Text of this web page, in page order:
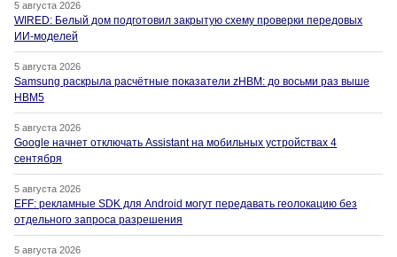
5 августа 2026
WIRED: Белый дом подготовил закрытую схему проверки передовых
ИИ-моделей
5 августа 2026
Samsung раскрыла расчётные показатели zHBM: до восьми раз выше
HBM5
5 августа 2026
Google начнет отключать Assistant на мобильных устройствах 4
сентября
5 августа 2026
EFF: рекламные SDK для Android могут передавать геолокацию без
отдельного запроса разрешения
5 августа 2026